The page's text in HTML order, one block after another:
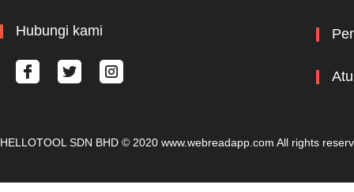
Hubungi kami
HELLOTOOL SDN BHD © 2020 www.webreadapp.com All rights